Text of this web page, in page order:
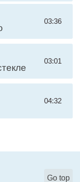
03:36
03:01
04:32
Go top